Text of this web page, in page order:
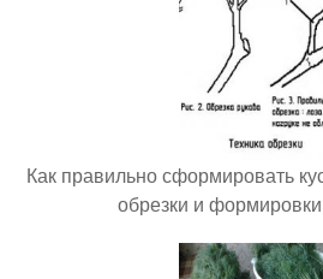
Как правильно сформировать
обрезки и